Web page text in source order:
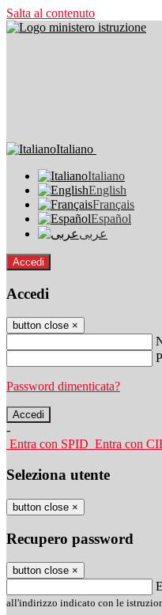
Salta al contenuto
Italiano
Italiano
English
Français
Español
عربى
Accedi
Accedi
button close ×
Password dimenticata?
-
Entra con SPID Entra con
Seleziona utente
button close ×
Recupero password
button close ×
all'indirizzo indicato con le